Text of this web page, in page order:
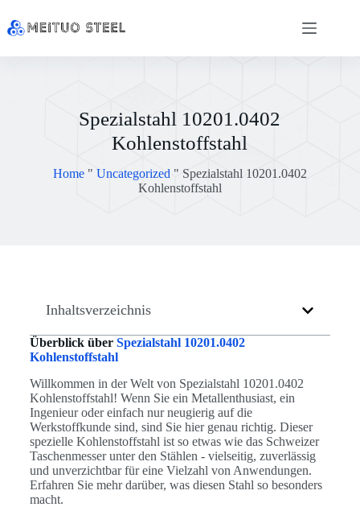
Spezialstahl 10201.0402
Kohlenstoffstahl
Home" Uncategorized " Spezialstahl 10201.0402
Kohlenstoffstahl
Inhaltsverzeichnis
Überblick über Spezialstahl 10201.0402
Kohlenstoffstahl
Willkommen in der Welt von Spezialstahl 10201.0402
Kohlenstoffstahl! Wenn Sie ein Metallenthusiast, ein
Ingenieur oder einfach nur neugierig auf die
Werkstoffkunde sind, sind Sie hier genau richtig. Dieser
spezielle Kohlenstoffstahl ist so etwas wie das Schweizer
Taschenmesser unter den Stählen - vielseitig, zuverlässig
und unverzichtbar für eine Vielzahl von Anwendungen.
Erfahren Sie mehr darüber, was diesen Stahl so besonders
macht.